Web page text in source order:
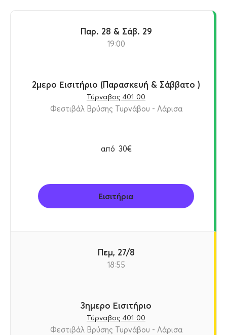
Παρ. 28 & Σάβ. 29
19:00
2μερο Εισιτήριο (Παρασκευή & Σάββατο )
Τύρναβος 401 00
Φεστιβάλ Βρύσης Τυρνάβου - Λάρισα
από 30€
Εισιτήρια
Πεμ, 27/8
18:55
3ημερο Εισιτήριο
Τύρναβος 401 00
Φεστιβάλ Βρύσης Τυρνάβου - Λάρισα